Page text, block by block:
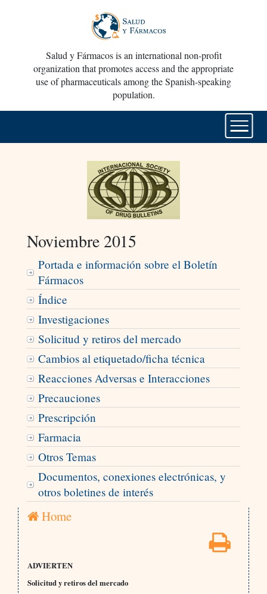
Salud y Fármacos is an international non-profit
organization that promotes access and the appropriate
use of pharmaceuticals among the Spanish-speaking
population.
Noviembre 2015
Portada e información sobre el Boletín
Fármacos
Índice
Investigaciones
Solicitud y retiros del mercado
Cambios al etiquetado/ficha técnica
Reacciones Adversas e Interacciones
Precauciones
Prescripción
Farmacia
Otros Temas
Documentos, conexiones electrónicas, y
otros boletines de interés
Home
ADVIERTEN
Solicitud y retiros del mercado